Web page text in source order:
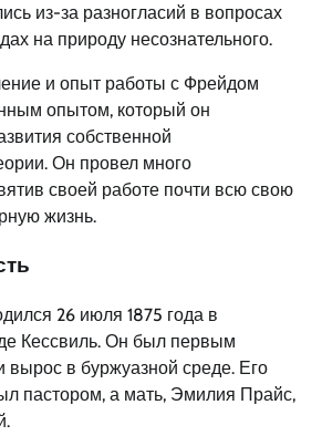
из-за разногласий в вопросах
на природу несознательного.
и опыт работы с Фрейдом
опытом, который он
собственной
Он провел много
своей работе почти всю свою
жизнь.
26 июля 1875 года в
Кессвиль. Он был первым
вырос в буржуазной среде. Его
пастором, а мать, Эмилия Прайс,